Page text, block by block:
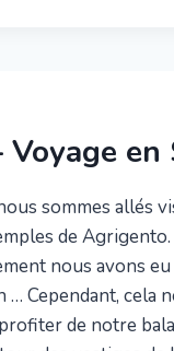
Voyage en
sommes allés
de Agrigento.
nous avons
Cependant, cela
de notre